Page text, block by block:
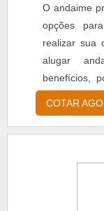
O andaime
opções
realizar sua
alugar
benefícios,
gastará
indústria da
NBR 6494 /
COTAR